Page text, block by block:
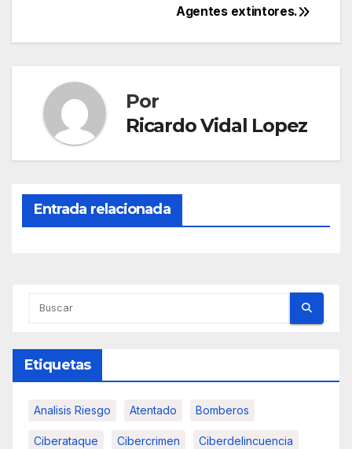
Navegación
de
entradas
Agentes extintores.
Por
Ricardo Vidal Lopez
Entrada relacionada
Etiquetas
Analisis Riesgo Atentado Bomberos
Ciberataque Cibercrimen Ciberdelincuencia